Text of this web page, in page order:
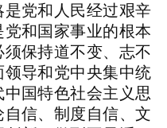
党和人民经过艰辛
和国家事业的根本
保持道不变、志不
导和党中央集中统
国特色社会主义思
信、制度自信、文